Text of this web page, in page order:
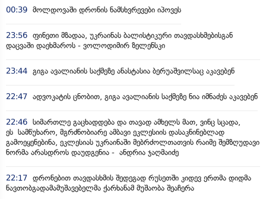
00:39 მოლდოვაში დრონის ნამსხვრევები იპოვეს
23:56 ფინეთი მზადაა, უკრაინას ბალისტიკური თავდასხმებისგან
დაცვაში დაეხმაროს - ვოლოდიმირ ზელენსკი
23:44 გიგა ავალიანის საქმეზე ანასტასია ბერუაშვილსაც აკავებენ
22:47 ადვოკატის ცნობით, გიგა ავალიანის საქმეზე ნია იმნაძეს აკავებენ
22:46 სიმართლე გაცხადდება და თავად ამხელს მათ, ვინც სცადა,
ეს სამწუხარო, მგრძნობიარე ამბავი ეკლესიის დასაკნინებლად
გამოეყენებინა, ეკლესიას უკრაინაში მებრძოლთათვის რაიმე შემზღუდავი
ნორმა არასდროს დაუდგენია - ანდრია ჯაღმაიძე
22:17 დრონებით თავდასხმის შედეგად რუსეთში კიდევ ერთმა დიდმა
ნავთობგადამამუშავებელმა ქარხანამ მუშაობა შეაჩერა